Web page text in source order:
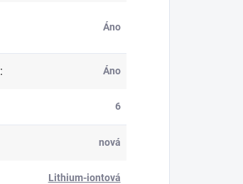
Áno
: Áno
6
nová
Lithium-iontová